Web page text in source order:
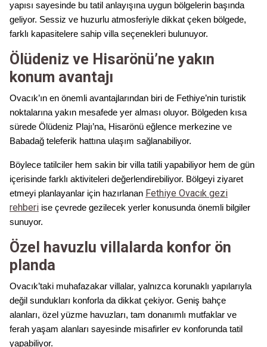
yapısı sayesinde bu tatil anlayışına uygun bölgelerin başında
geliyor. Sessiz ve huzurlu atmosferiyle dikkat çeken bölgede,
farklı kapasitelere sahip villa seçenekleri bulunuyor.
Ölüdeniz ve Hisarönü’ne yakın
konum avantajı
Ovacık’ın en önemli avantajlarından biri de Fethiye’nin turistik
noktalarına yakın mesafede yer alması oluyor. Bölgeden kısa
sürede Ölüdeniz Plajı’na, Hisarönü eğlence merkezine ve
Babadağ teleferik hattına ulaşım sağlanabiliyor.
Böylece tatilciler hem sakin bir villa tatili yapabiliyor hem de gün
içerisinde farklı aktiviteleri değerlendirebiliyor. Bölgeyi ziyaret
etmeyi planlayanlar için hazırlanan Fethiye Ovacık gezi
rehberi ise çevrede gezilecek yerler konusunda önemli bilgiler
sunuyor.
Özel havuzlu villalarda konfor ön
planda
Ovacık’taki muhafazakar villalar, yalnızca korunaklı yapılarıyla
değil sundukları konforla da dikkat çekiyor. Geniş bahçe
alanları, özel yüzme havuzları, tam donanımlı mutfaklar ve
ferah yaşam alanları sayesinde misafirler ev konforunda tatil
yapabiliyor.